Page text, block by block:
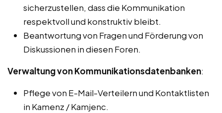
sicherzustellen, dass die Kommunikation
respektvoll und konstruktiv bleibt.
Beantwortung von Fragen und Förderung von
Diskussionen in diesen Foren.
Verwaltung von Kommunikationsdatenbanken:
Pflege von E-Mail-Verteilern und Kontaktlisten
in Kamenz / Kamjenc.